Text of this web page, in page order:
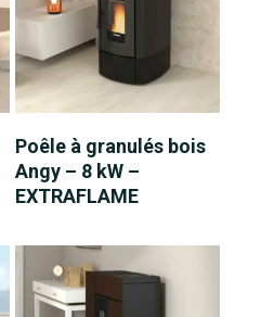
LIRE LA SUITE
Poêle à granulés bois
Angy – 8 kW –
EXTRAFLAME